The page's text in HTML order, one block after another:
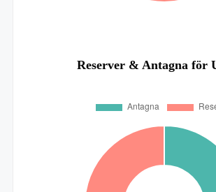
Reserver & Antagna för